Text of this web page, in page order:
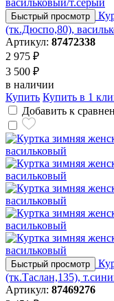
Быстрый просмотр
(тк.Дюспо,80),
Артикул: 87472338
2 975 ₽
3 500 ₽
в наличии
Купить Купить в 1
Добавить к
Быстрый просмотр
(тк.Таслан,135),
Артикул: 87469276